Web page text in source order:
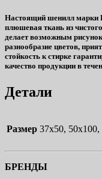
Настоящий шенилл марки
плюшевая ткань из
делает возможным
разнообразие цветов,
стойкость к стирке
качество продукции в
Детали
Размер 37х50,
БРЕНДЫ